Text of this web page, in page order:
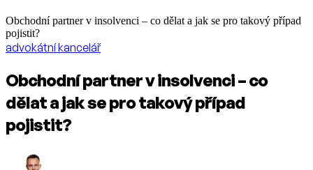
Obchodní partner v insolvenci – co dělat a jak se pro takový případ
pojistit?
advokátní kancelář
Obchodní partner v insolvenci – co
dělat a jak se pro takový případ
pojistit?